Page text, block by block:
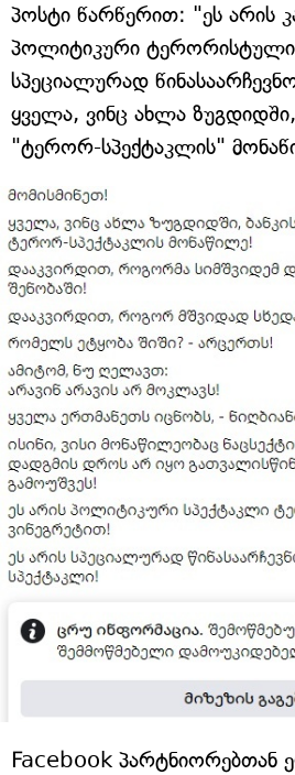
პოსტი წარწერით: "ეს არის
პოლიტიკური ტერორისტული
სპეციალურად
ყველა, ვინც ახლა ზუგდიდში,
"ტერორ-სპექტაკლის"
Facebook პარტნიორებთან